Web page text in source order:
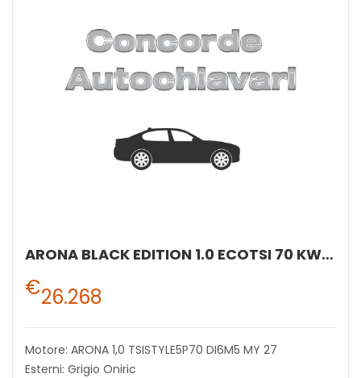
ARONA BLACK EDITION 1.0 ECOTSI 70 KW (95 CV) BENZINA MANUALE 5 MARCE 2WD
€26.268
Motore: ARONA 1,0 TSISTYLE5P70 DI6M5 MY 27
Esterni: Grigio Oniric